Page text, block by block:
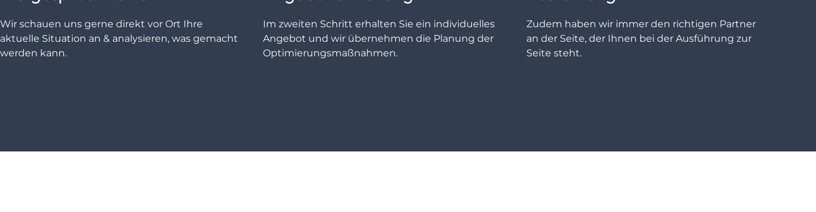
Wir schauen uns gerne direkt vor Ort Ihre
aktuelle Situation an & analysieren, was gemacht
werden kann.
Im zweiten Schritt erhalten Sie ein individuelles
Angebot und wir übernehmen die Planung der
Optimierungsmaßnahmen.
Zudem haben wir immer den richtigen Partner
an der Seite, der Ihnen bei der Ausführung zur
Seite steht.